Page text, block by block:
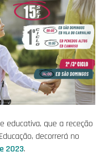
educativa, que a receção
decorrerá no
2023.